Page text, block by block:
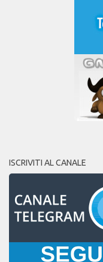
ISCRIVITI AL CANALE